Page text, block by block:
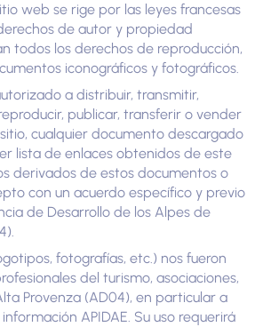
web se rige por las leyes francesas
de autor y propiedad
todos los derechos de reproducción,
iconográficos y fotográficos.
a distribuir, transmitir,
publicar, transferir o vender
cualquier documento descargado
lista de enlaces obtenidos de este
derivados de estos documentos o
con un acuerdo específico y previo
de Desarrollo de los Alpes de
fotografías, etc.) nos fueron
del turismo, asociaciones,
Provenza (AD04), en particular a
APIDAE. Su uso requerirá